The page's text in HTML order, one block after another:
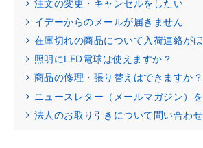
注文の変更・キャンセルをしたい
イデーからのメールが届きません
在庫切れの商品について入荷連絡が
照明にLED電球は使えますか？
商品の修理・張り替えはできますか？
ニュースレター（メールマガジン）
法人のお取り引きについて問い合わ